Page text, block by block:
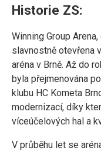
Historie ZS:
Winning Group
slavnostně otevřena
aréna v Brně. Až do
byla přejmenována
klubu HC Kometa
modernizací, díky
víceúčelových hal a
V průběhu let se